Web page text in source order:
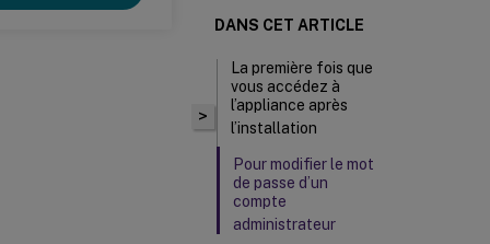
>
DANS CET ARTICLE
La première fois que
vous accédez à
l’appliance après
l’installation
Pour modifier le mot
de passe d’un
compte
administrateur